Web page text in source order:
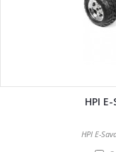
HPI
HPI E-